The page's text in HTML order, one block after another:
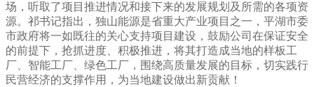
场，听取了项目推进情况和接下来的发展规划及所需的各项资
源。祁书记指出，独山能源是省重大产业项目之一， 平湖市委
市政府将一如既往的关心支持项目建设， 鼓励公司在保证安全
的前提下，抢抓进度、积极推进，将其打造成当地的样板工
厂、智能工厂、绿色工厂，围绕高质量发展的目标，切实践行
民营经济的支撑作用，为当地建设做出新贡献！